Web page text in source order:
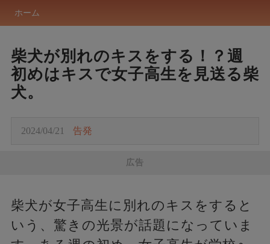
ホーム
柴犬が別れのキスをする！？週
初めはキスで女子高生を見送る柴
犬。
2024/04/21 告発
広告
柴犬が女子高生に別れのキスをすると
いう、驚きの光景が話題になっていま